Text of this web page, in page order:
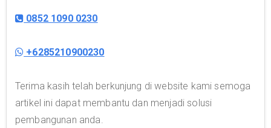
0852 1090 0230
+6285210900230
Terima kasih telah berkunjung di website kami semoga
artikel ini dapat membantu dan menjadi solusi
pembangunan anda.